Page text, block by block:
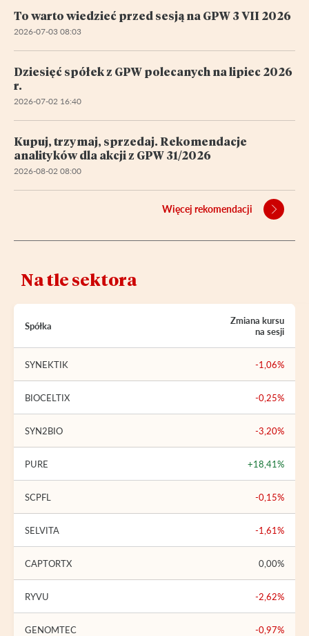
To warto wiedzieć przed sesją na GPW 3 VII 2026
2026-07-03 08:03
Dziesięć spółek z GPW polecanych na lipiec 2026
r.
2026-07-02 16:40
Kupuj, trzymaj, sprzedaj. Rekomendacje
analityków dla akcji z GPW 31/2026
2026-08-02 08:00
Więcej rekomendacji
Na tle sektora
Spółka
Zmiana kursu
na sesji
SYNEKTIK -1,06%
BIOCELTIX -0,25%
SYN2BIO -3,20%
PURE +18,41%
SCPFL -0,15%
SELVITA -1,61%
CAPTORTX 0,00%
RYVU -2,62%
GENOMTEC -0,97%